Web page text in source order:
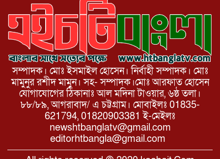
সম্পাদক। মোঃ ইসমাইল হোসেন। নির্বাহী সম্পাদক। মোঃ
মামুনুর রশীদ মামুন। সহ- সম্পাদক।মোঃ আরফাত হোসেন
যোগাযোগের ঠিকানাঃ আল মদিনা টাওয়ার, ৬ষ্ঠ তলা।
৮৮/৮৯, আগরাবাদ/ এ চট্টগ্রাম। মোবাইলঃ 01835-
621794, 01820903381 ই-মেইলঃ
newshtbanglatv@gmail.com
editorhtbangla@gmail.com